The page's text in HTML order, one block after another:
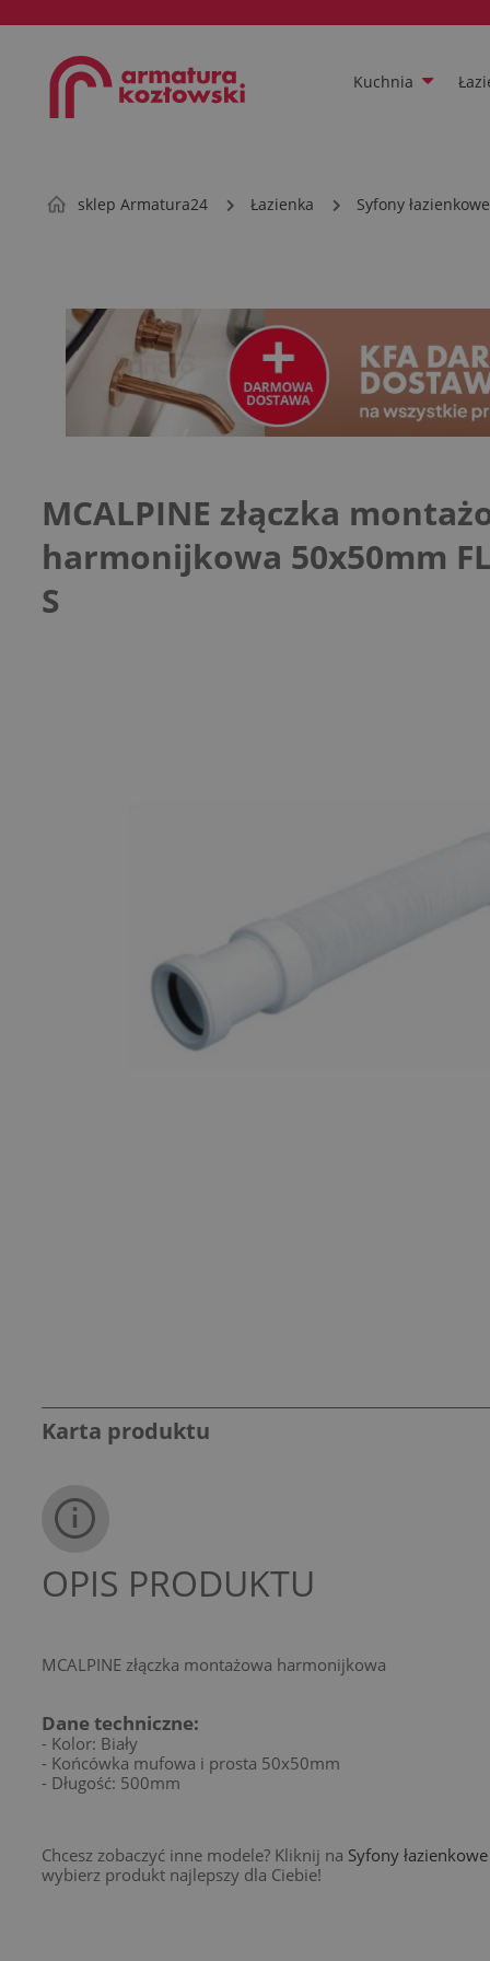
Kuchnia
sklep Armatura24 Łazienka Syfony
MCALPINE złączka
harmonijkowa 50x50mm
S
Karta produktu
OPIS PRODUKTU
MCALPINE złączka montażowa harmonijkowa
Dane techniczne:
- Kolor: Biały
- Końcówka mufowa i prosta 50x50mm
- Długość: 500mm
Chcesz zobaczyć inne modele? Kliknij na Syfony
wybierz produkt najlepszy dla Ciebie!